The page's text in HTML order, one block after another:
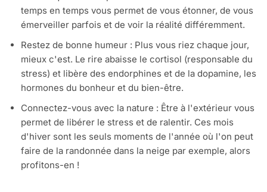
temps en temps vous permet de vous étonner, de vous
émerveiller parfois et de voir la réalité différemment.
Restez de bonne humeur : Plus vous riez chaque jour,
mieux c'est. Le rire abaisse le cortisol (responsable du
stress) et libère des endorphines et de la dopamine, les
hormones du bonheur et du bien-être.
Connectez-vous avec la nature : Être à l'extérieur vous
permet de libérer le stress et de ralentir. Ces mois
d'hiver sont les seuls moments de l'année où l'on peut
faire de la randonnée dans la neige par exemple, alors
profitons-en !